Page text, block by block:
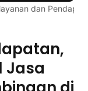
dan
Jasa